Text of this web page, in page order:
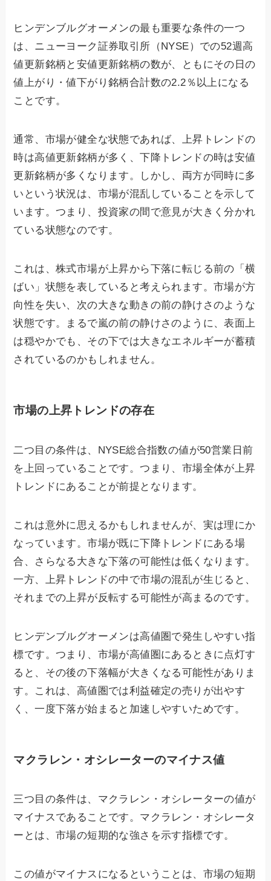
ヒンデンブルグオーメンの最も重要な条件の一つ
は、ニューヨーク証券取引所（NYSE）での52週高
値更新銘柄と安値更新銘柄の数が、ともにその日の
値上がり・値下がり銘柄合計数の2.2％以上になる
ことです。
通常、市場が健全な状態であれば、上昇トレンドの
時は高値更新銘柄が多く、下降トレンドの時は安値
更新銘柄が多くなります。しかし、両方が同時に多
いという状況は、市場が混乱していることを示して
います。つまり、投資家の間で意見が大きく分かれ
ている状態なのです。
これは、株式市場が上昇から下落に転じる前の「横
ばい」状態を表していると考えられます。市場が方
向性を失い、次の大きな動きの前の静けさのような
状態です。まるで嵐の前の静けさのように、表面上
は穏やかでも、その下では大きなエネルギーが蓄積
されているのかもしれません。
市場の上昇トレンドの存在
二つ目の条件は、NYSE総合指数の値が50営業日前
を上回っていることです。つまり、市場全体が上昇
トレンドにあることが前提となります。
これは意外に思えるかもしれませんが、実は理にか
なっています。市場が既に下降トレンドにある場
合、さらなる大きな下落の可能性は低くなります。
一方、上昇トレンドの中で市場の混乱が生じると、
それまでの上昇が反転する可能性が高まるのです。
ヒンデンブルグオーメンは高値圏で発生しやすい指
標です。つまり、市場が高値圏にあるときに点灯す
ると、その後の下落幅が大きくなる可能性がありま
す。これは、高値圏では利益確定の売りが出やす
く、一度下落が始まると加速しやすいためです。
マクラレン・オシレーターのマイナス値
三つ目の条件は、マクラレン・オシレーターの値が
マイナスであることです。マクラレン・オシレータ
ーとは、市場の短期的な強さを示す指標です。
この値がマイナスになるということは、市場の短期